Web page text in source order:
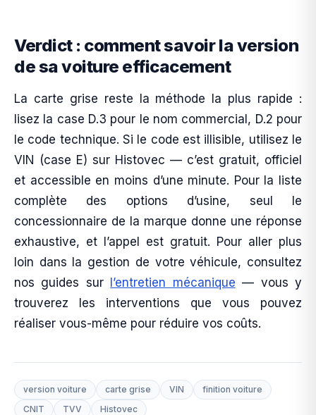
Verdict : comment savoir la version
de sa voiture efficacement
La carte grise reste la méthode la plus rapide :
lisez la case D.3 pour le nom commercial, D.2 pour
le code technique. Si le code est illisible, utilisez le
VIN (case E) sur Histovec — c’est gratuit, officiel
et accessible en moins d’une minute. Pour la liste
complète des options d’usine, seul le
concessionnaire de la marque donne une réponse
exhaustive, et l’appel est gratuit. Pour aller plus
loin dans la gestion de votre véhicule, consultez
nos guides sur l’entretien mécanique — vous y
trouverez les interventions que vous pouvez
réaliser vous-même pour réduire vos coûts.
version voiture carte grise VIN
finition voiture
CNIT
TVV Histovec